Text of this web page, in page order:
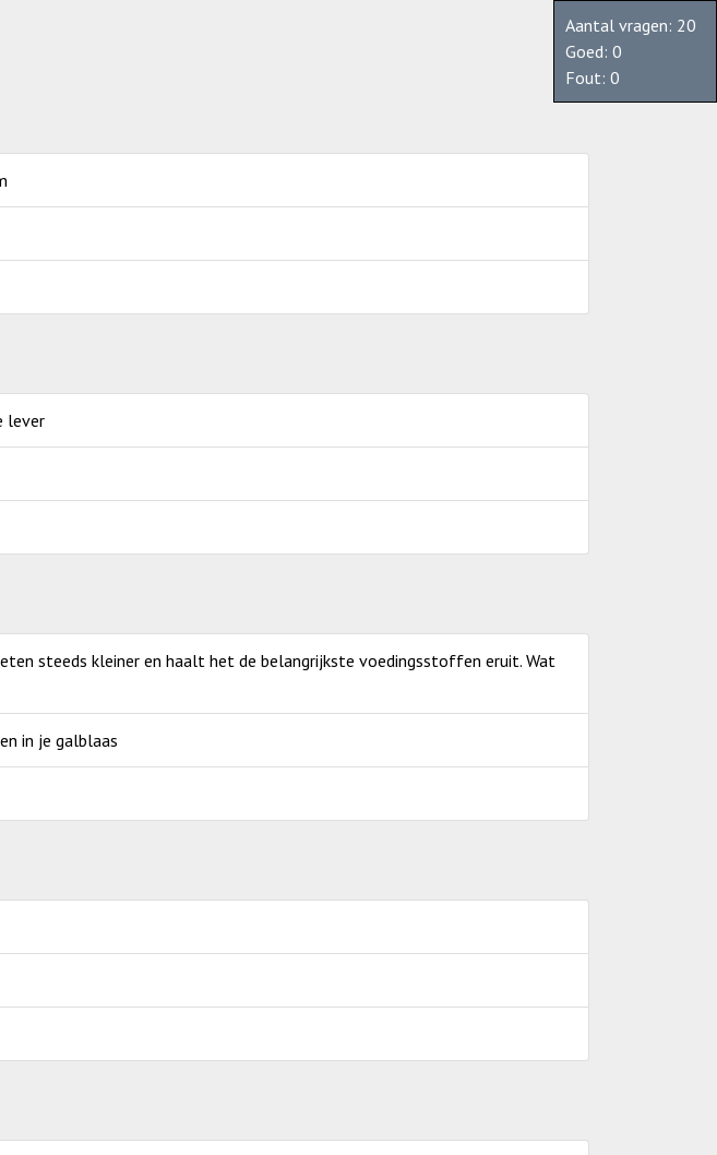
Aantal vragen: 20
Goed: 0
Fout: 0
lever
steeds kleiner en haalt het de belangrijkste voedingsstoffen eruit. Wat
in je galblaas